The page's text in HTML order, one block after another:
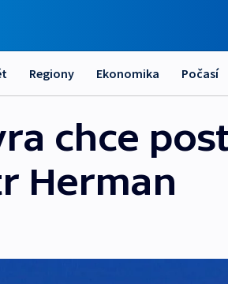
Regiony Ekonomika Počasí
chce
Herman